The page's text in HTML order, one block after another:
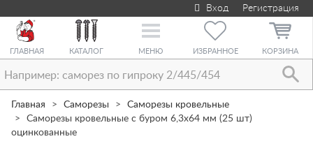
Вход Регистрация
ГЛАВНАЯ КАТАЛОГ
Toggle
МЕНЮ ИЗБРАННОЕ КОРЗИНА
Главная Саморезы
Саморезы кровельные
Саморезы кровельные с буром 6,3х64 мм (25 шт)
оцинкованные